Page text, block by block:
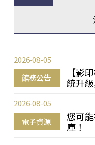
館務公告
【影
統升
2026-08-05
電子資源
您可
庫！
2026-08-05